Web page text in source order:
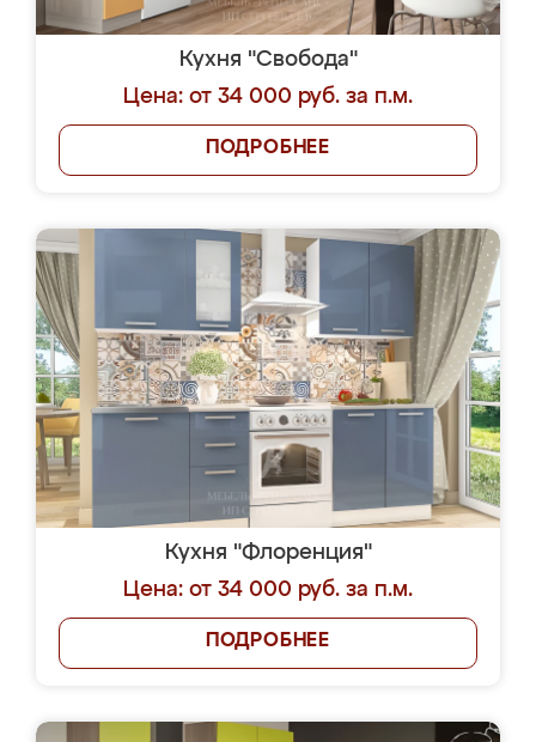
Кухня "Свобода"
Цена: от 34 000 руб. за п.м.
ПОДРОБНЕЕ
Кухня "Флоренция"
Цена: от 34 000 руб. за п.м.
ПОДРОБНЕЕ